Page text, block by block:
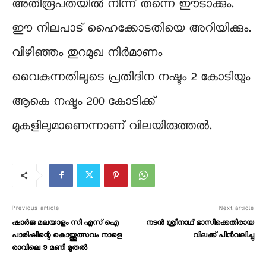
അതിരൂപതയിൽ നിന്ന് തന്നെ ഈടാക്കും.
ഈ നിലപാട് ഹൈക്കോടതിയെ അറിയിക്കും.
വിഴിഞ്ഞം തുറമുഖ നിര്‍മാണം
വൈകുന്നതിലൂടെ പ്രതിദിന നഷ്ടം 2 കോടിയും
ആകെ നഷ്ടം 200 കോടിക്ക്
മുകളിലുമാണെന്നാണ് വിലയിരുത്തല്‍.
Previous article
ഷാർജ മലയാളം സി എസ് ഐ
പാരിഷിന്റെ കൊയ്ത്തുത്സവം നാളെ
രാവിലെ 9 മണി മുതൽ
Next article
നടൻ ശ്രീനാഥ് ഭാസിക്കെതിരായ
വിലക്ക് പിൻവലിച്ചു